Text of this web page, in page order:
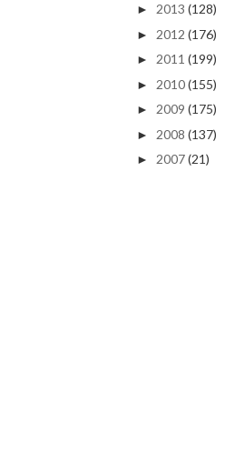
► 2013 (128)
► 2012 (176)
► 2011 (199)
► 2010 (155)
► 2009 (175)
► 2008 (137)
► 2007 (21)